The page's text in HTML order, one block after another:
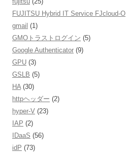
FUJITSU Hybrid IT Service FJcloud-O
gmail (1)
GMOトラストログイン (5)
Google Authenticator (9)
GPU (3)
GSLB (5)
HA(30)
httpヘッダー (2)
hyper-V (23)
IAP (2)
IDaaS (56)
idP (73)